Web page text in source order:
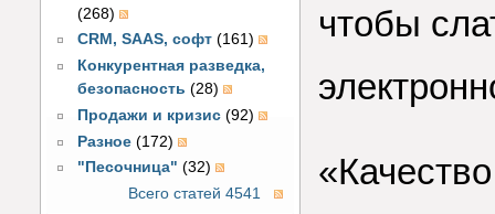
(268)
CRM, SAAS, софт (161)
Конкурентная разведка,
безопасность (28)
Продажи и кризис (92)
Разное (172)
"Песочница" (32)
Всего статей 4541
чтобы